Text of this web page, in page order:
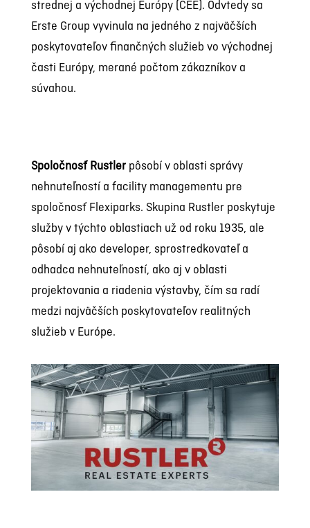
strednej a východnej Európy (CEE). Odvtedy sa
Erste Group vyvinula na jedného z najväčších
poskytovateľov finančných služieb vo východnej
časti Európy, merané počtom zákazníkov a
súvahou.
Spoločnosť Rustlerpôsobí v oblasti správy
nehnuteľností a facility managementu pre
spoločnosť Flexiparks. Skupina Rustler poskytuje
služby v týchto oblastiach už od roku 1935, ale
pôsobí aj ako developer, sprostredkovateľ a
odhadca nehnuteľností, ako aj v oblasti
projektovania a riadenia výstavby, čím sa radí
medzi najväčších poskytovateľov realitných
služieb v Európe.